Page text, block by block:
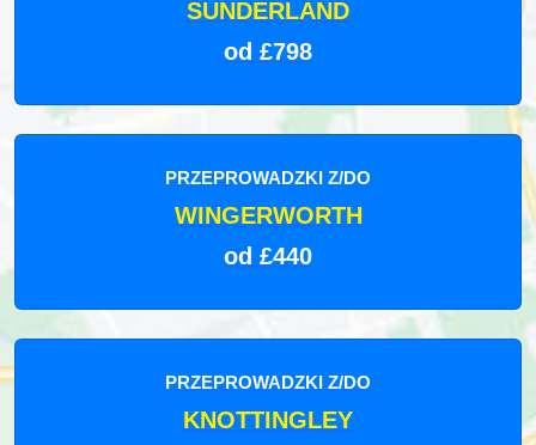
SUNDERLAND
od £798
PRZEPROWADZKI Z/DO
WINGERWORTH
od £440
PRZEPROWADZKI Z/DO
KNOTTINGLEY